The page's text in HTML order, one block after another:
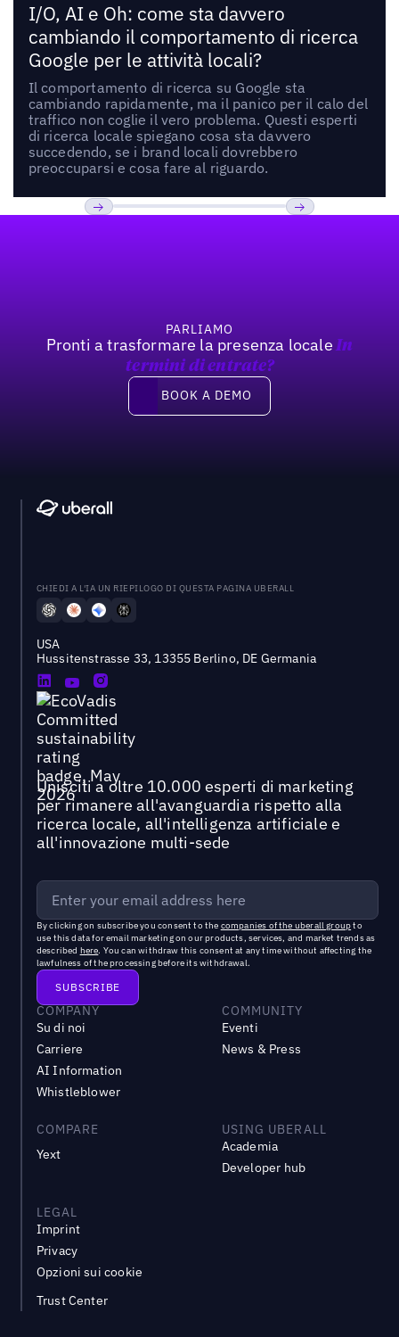
I/O, AI e Oh: come sta davvero
cambiando il comportamento di ricerca
Google per le attività locali?
Il comportamento di ricerca su Google sta
cambiando rapidamente, ma il panico per il calo del
traffico non coglie il vero problema. Questi esperti
di ricerca locale spiegano cosa sta davvero
succedendo, se i brand locali dovrebbero
preoccuparsi e cosa fare al riguardo.
PARLIAMO
Pronti a trasformare la presenza locale In
termini di entrate?
Book a demo
BOOK A DEMO
CHIEDI A L'IA UN RIEPILOGO DI QUESTA PAGINA UBERALL
USA
Hussitenstrasse 33, 13355 Berlino, DE Germania
Unisciti a oltre 10.000 esperti di marketing
per rimanere all'avanguardia rispetto alla
ricerca locale, all'intelligenza artificiale e
all'innovazione multi-sede
By clicking on subscribe you consent to the companies of the uberall groupto
use this data for email marketing on our products, services, and market trends as
described here. You can withdraw this consent at any time without affecting the
lawfulness of the processing before its withdrawal.
COMPANY
Su di noi
Carriere
AI Information
Whistleblower
COMMUNITY
Eventi
News & Press
COMPARE
Yext
USING UBERALL
Academia
Developer hub
LEGAL
Imprint
Privacy
Opzioni sui cookie
Trust Center